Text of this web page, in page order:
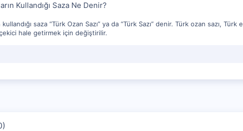
Kullandığı Saza Ne Denir?
saza “Türk Ozan Sazı” ya da “Türk Sazı” denir. Türk ozan sazı, Türk
hale getirmek için değiştirilir.